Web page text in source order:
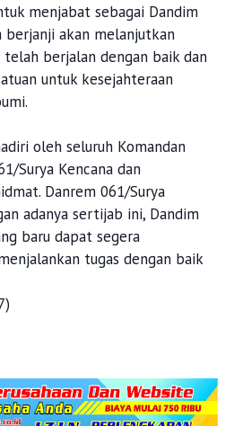
menjabat sebagai Dandim
berjanji akan melanjutkan
berjalan dengan baik dan
untuk kesejahteraan
oleh seluruh Komandan
Surya Kencana dan
Danrem 061/Surya
adanya sertijab ini, Dandim
baru dapat segera
tugas dengan baik